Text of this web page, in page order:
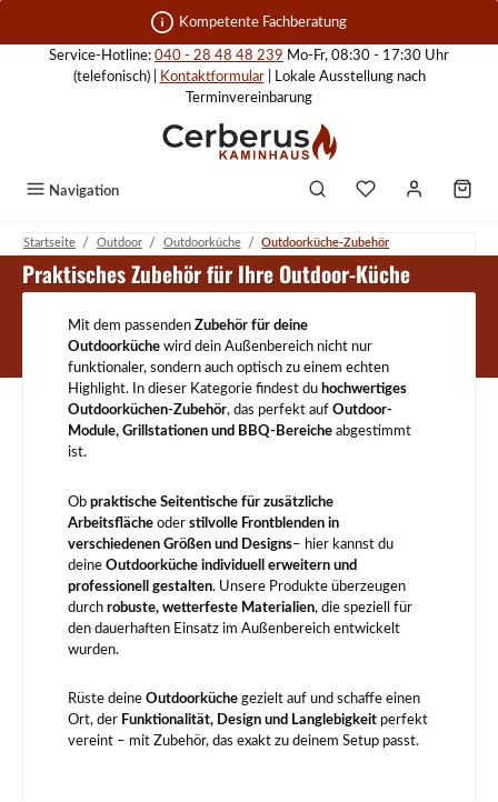
Zum Hauptinhalt springen Kompetente Fachberatung
Service-Hotline: 040 - 28 48 48 239 Mo-Fr, 08:30 - 17:30 Uhr
(telefonisch) |
Kontaktformular| Lokale Ausstellung nach
Terminvereinbarung
Navigation
Startseite / Outdoor / Outdoorküche / Outdoorküche-Zubehör
Outdoorküche-Zubehör
Praktisches Zubehör für Ihre Outdoor-Küche
Mit dem passenden Zubehör für deine
Outdoorküche wird dein Außenbereich nicht nur
funktionaler, sondern auch optisch zu einem echten
Highlight. In dieser Kategorie findest du hochwertiges
Outdoorküchen-Zubehör, das perfekt auf Outdoor-
Module, Grillstationen und BBQ-Bereiche abgestimmt
ist.
Ob praktische Seitentische für zusätzliche
Arbeitsfläche oder stilvolle Frontblenden in
verschiedenen Größen und Designs– hier kannst du
deine Outdoorküche individuell erweitern und
professionell gestalten. Unsere Produkte überzeugen
durch robuste, wetterfeste Materialien, die speziell für
den dauerhaften Einsatz im Außenbereich entwickelt
wurden.
Rüste deine Outdoorküche gezielt auf und schaffe einen
Ort, der Funktionalität, Design und Langlebigkeit perfekt
vereint – mit Zubehör, das exakt zu deinem Setup passt.